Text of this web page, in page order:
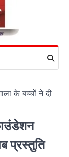
के बच्चों ने दी
प्रस्तुति